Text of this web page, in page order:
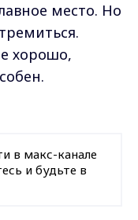
место. Но
хорошо,
в макс-канале
и будьте в